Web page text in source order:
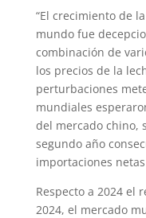
“El crecimiento de
mundo fue
combinación de
los precios de la
perturbaciones
mundiales
del mercado chino,
segundo año
importaciones
Respecto a 2024 el
2024, el mercado